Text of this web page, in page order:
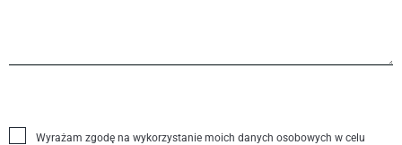
Wyrażam zgodę na wykorzystanie moich danych osobowych w celu